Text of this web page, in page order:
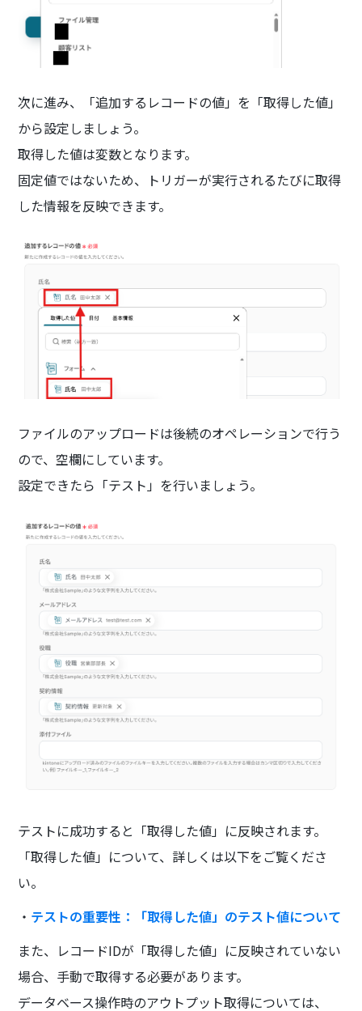
次に進み、「追加するレコードの値」を「取得した値」
から設定しましょう。
取得した値は変数となります。
固定値ではないため、トリガーが実行されるたびに取得
した情報を反映できます。
ファイルのアップロードは後続のオペレーションで行う
ので、空欄にしています。
設定できたら「テスト」を行いましょう。
テストに成功すると「取得した値」に反映されます。
「取得した値」について、詳しくは以下をご覧くださ
い。
・ テストの重要性：「取得した値」のテスト値について
また、レコードIDが「取得した値」に反映されていない
場合、手動で取得する必要があります。
データベース操作時のアウトプット取得については、